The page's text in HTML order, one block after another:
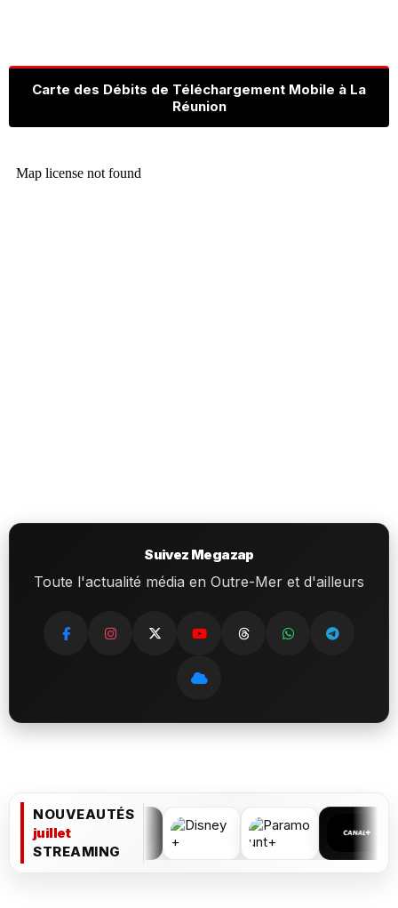
Carte des Débits de Téléchargement Mobile à La
Réunion
Suivez Megazap
Toute l'actualité média en Outre-Mer et d'ailleurs
NOUVEAUTÉS
juillet
STREAMING